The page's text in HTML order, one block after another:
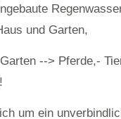
und Garten,
--> Pferde,-
um ein